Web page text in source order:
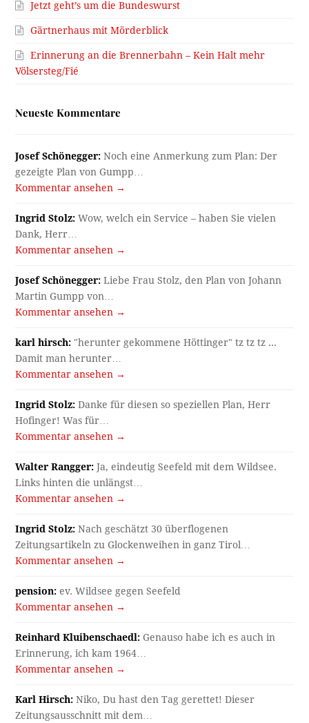
Jetzt geht’s um die Bundeswurst
Gärtnerhaus mit Mörderblick
Erinnerung an die Brennerbahn – Kein Halt mehr
Völsersteg/Fié
Neueste Kommentare
Josef Schönegger: Noch eine Anmerkung zum Plan: Der
gezeigte Plan von Gumpp…
Kommentar ansehen →
Ingrid Stolz: Wow, welch ein Service – haben Sie vielen
Dank, Herr…
Kommentar ansehen →
Josef Schönegger: Liebe Frau Stolz, den Plan von Johann
Martin Gumpp von…
Kommentar ansehen →
karl hirsch: "herunter gekommene Höttinger" tz tz tz ...
Damit man herunter…
Kommentar ansehen →
Ingrid Stolz: Danke für diesen so speziellen Plan, Herr
Hofinger! Was für…
Kommentar ansehen →
Walter Rangger: Ja, eindeutig Seefeld mit dem Wildsee.
Links hinten die unlängst…
Kommentar ansehen →
Ingrid Stolz: Nach geschätzt 30 überflogenen
Zeitungsartikeln zu Glockenweihen in ganz Tirol…
Kommentar ansehen →
pension: ev. Wildsee gegen Seefeld
Kommentar ansehen →
Reinhard Kluibenschaedl: Genauso habe ich es auch in
Erinnerung, ich kam 1964…
Kommentar ansehen →
Karl Hirsch: Niko, Du hast den Tag gerettet! Dieser
Zeitungsausschnitt mit dem…